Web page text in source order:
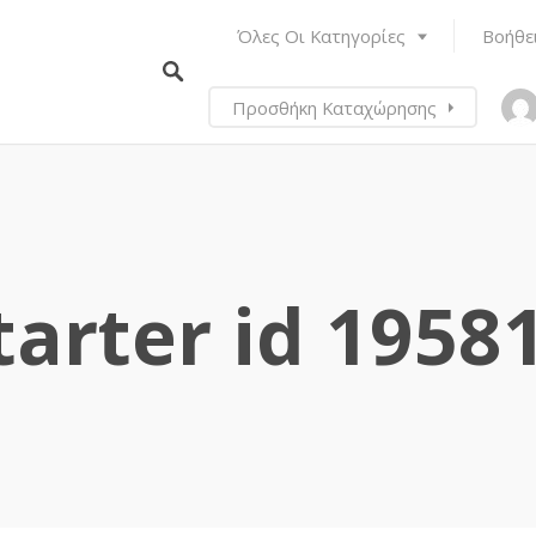
Όλες Οι Κατηγορίες
Προσθήκη Καταχώρησης
id